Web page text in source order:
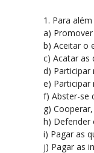
1. Para
a)
b) Aceitar o
c) Acatar as
d) Participar
e) Participar
f) Abster-se
g)
h) Defender
i) Pagar as
j) Pagar as